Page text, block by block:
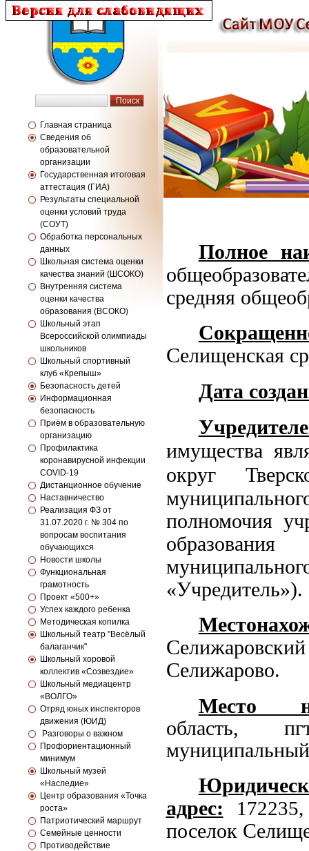
Главная страница
Сведения об
образовательной
организации
Государственная итоговая
аттестация (ГИА)
Результаты специальной
оценки условий труда
(СОУТ)
Обработка персональных
данных
Школьная система оценки
качества знаний (ШСОКО)
Внутренняя система
оценки качества
образования (ВСОКО)
Школьный этап
Всероссийской олимпиады
школьников
Школьный спортивный
клуб «Крепыш»
Безопасность детей
Информационная
безопасность
Приём в образовательную
организацию
Профилактика
коронавирусной инфекции
COVID-19
Дистанционное обучение
Наставничество
Реализация ФЗ от
31.07.2020 г. № 304 по
вопросам воспитания
обучающихся
Новости школы
Функциональная
грамотность
Проект «500+»
Успех каждого ребенка
Методическая копилка
Школьный театр "Весёлый
балаганчик"
Школьный хоровой
коллектив «Созвездие»
Школьный медиацентр
«ВОЛГО»
Отряд юных инспекторов
движения (ЮИД)
Разговоры о важном
Профориентационный
минимум
Школьный музей
«Наследие»
Центр образования «Точка
роста»
Патриотический маршрут
Семейные ценности
Противодействие
Полное
средняя
Селищенская
Дата
имущества
округ
полномочия
«Учредитель»).
Селижарово.
Место
область,
адрес:
172235,
поселок